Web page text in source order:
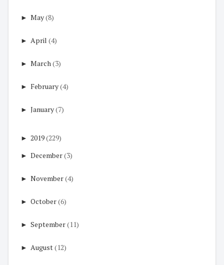
► May(8)
► April (4)
► March(3)
► February(4)
► January(7)
► 2019(229)
► December(3)
► November(4)
► October(6)
► September(11)
► August(12)